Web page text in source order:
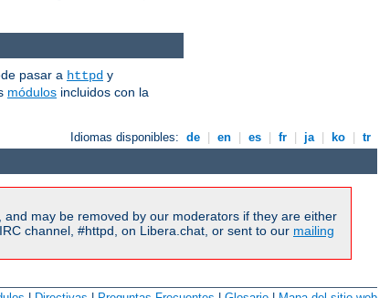
pasar a httpd y
módulos incluidos con la
Idiomas disponibles: de en es fr ja ko tr
may be removed by our moderators if they are either
channel, #httpd, on Libera.chat, or sent to our mailing